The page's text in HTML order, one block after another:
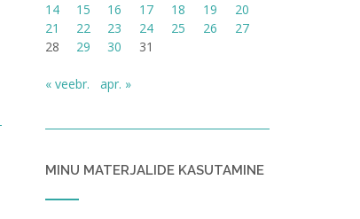
14
15 16 17 18 19
20
21
22 23 24 25 26
27
28
29 30 31
« veebr. apr. »
MINU MATERJALIDE KASUTAMINE